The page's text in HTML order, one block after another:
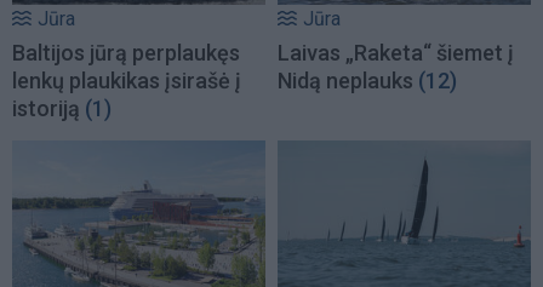
Jūra
Baltijos jūrą perplaukęs
lenkų plaukikas įsirašė į
istoriją (1)
Jūra
Laivas „Raketa“ šiemet į
Nidą neplauks (12)